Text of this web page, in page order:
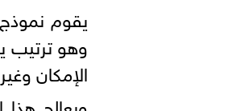
يقوم
وهو ترتيب
الإمكان
ويعالج